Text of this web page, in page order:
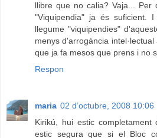
llibre que no calia? Vaja... Per
"Viquipendia" ja és suficient.
llegume "viquipendies"
menys d'arrogància
que ja fa mesos que prens i no
Respon
maria 02 d’octubre, 2008 10:06
Kirikú, hui estic
estic segura que si el Bloc